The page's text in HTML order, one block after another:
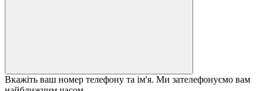
Вкажіть ваш номер телефону та ім'я. Ми зателефонуємо вам